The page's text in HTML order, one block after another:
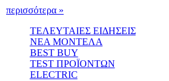
περισσότερα »
ΤΕΛΕΥΤΑΙΕΣ ΕΙΔΗΣΕΙΣ
ΝΕΑ ΜΟΝΤΕΛΑ
BEST BUY
TEST ΠΡΟΪΟΝΤΩΝ
ELECTRIC